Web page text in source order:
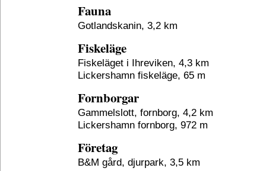
Fauna
Gotlandskanin, 3,2 km
Fiskeläge
Fiskeläget i Ihreviken, 4,3 km
Lickershamn fiskeläge, 65 m
Fornborgar
Gammelslott, fornborg, 4,2 km
Lickershamn fornborg, 972 m
Företag
B&M gård, djurpark, 3,5 km